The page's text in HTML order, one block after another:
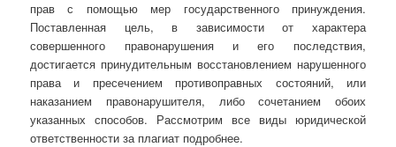
прав с помощью мер государственного принуждения.
Поставленная цель, в зависимости от характера
совершенного правонарушения и его последствия,
достигается принудительным восстановлением нарушенного
права и пресечением противоправных состояний, или
наказанием правонарушителя, либо сочетанием обоих
указанных способов. Рассмотрим все виды юридической
ответственности за плагиат подробнее.